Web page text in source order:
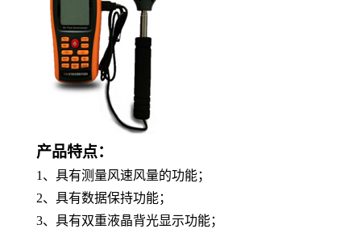
产品特点：
1、 具有测量风速风量的功能；
2、 具有数据保持功能；
3、 具有双重液晶背光显示功能；